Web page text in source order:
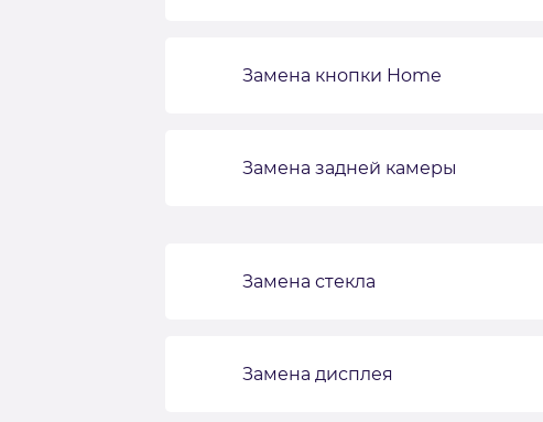
Замена кнопки Home
Замена задней камеры
Замена стекла
Замена дисплея